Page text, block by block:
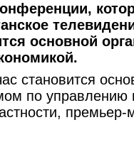
основной
становится
по управлению
премьер-